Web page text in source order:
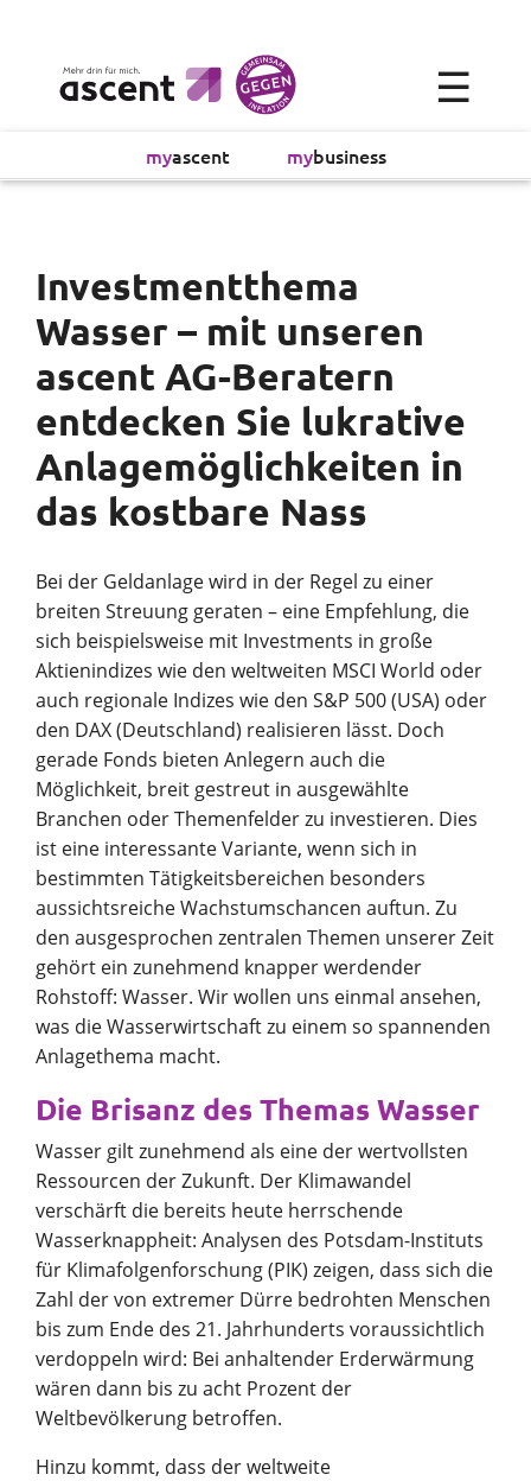
myascent mybusiness
×
Alltagsökonomie
Absicherung
Finanzvorsorge
Vollmachtsplanung
Sachversicherung
Sparen
Unternehmen
SparpotenzialCheck Vortrag finden
☰
Investmentthema
Wasser – mit unseren
ascent AG-Beratern
entdecken Sie lukrative
Anlagemöglichkeiten in
das kostbare Nass
Bei der Geldanlage wird in der Regel zu einer
breiten Streuung geraten – eine Empfehlung, die
sich beispielsweise mit Investments in große
Aktienindizes wie den weltweiten MSCI World oder
auch regionale Indizes wie den S&P 500 (USA) oder
den DAX (Deutschland) realisieren lässt. Doch
gerade Fonds bieten Anlegern auch die
Möglichkeit, breit gestreut in ausgewählte
Branchen oder Themenfelder zu investieren. Dies
ist eine interessante Variante, wenn sich in
bestimmten Tätigkeitsbereichen besonders
aussichtsreiche Wachstumschancen auftun. Zu
den ausgesprochen zentralen Themen unserer Zeit
gehört ein zunehmend knapper werdender
Rohstoff: Wasser. Wir wollen uns einmal ansehen,
was die Wasserwirtschaft zu einem so spannenden
Anlagethema macht.
Die Brisanz des Themas Wasser
Wasser gilt zunehmend als eine der wertvollsten
Ressourcen der Zukunft. Der Klimawandel
verschärft die bereits heute herrschende
Wasserknappheit: Analysen des Potsdam-Instituts
für Klimafolgenforschung (PIK) zeigen, dass sich die
Zahl der von extremer Dürre bedrohten Menschen
bis zum Ende des 21. Jahrhunderts voraussichtlich
verdoppeln wird: Bei anhaltender Erderwärmung
wären dann bis zu acht Prozent der
Weltbevölkerung betroffen.
Hinzu kommt, dass der weltweite